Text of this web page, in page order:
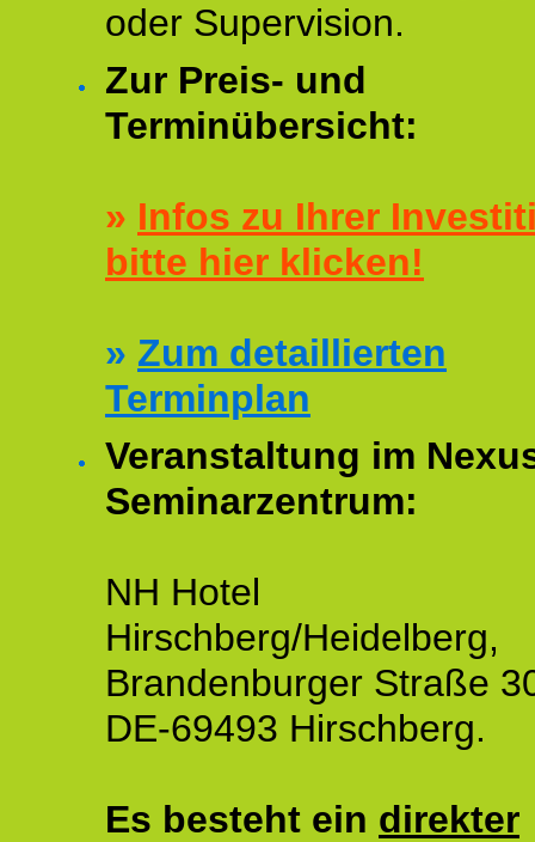
oder Supervision.
Zur Preis- und
Terminübersicht:
» Infos zu Ihrer
bitte hier klicken!
» Zum detaillierten
Terminplan
Veranstaltung im
Seminarzentrum:
NH Hotel
Hirschberg/Heidelberg,
Brandenburger Straße
DE-69493 Hirschberg.
Es besteht ein direkter